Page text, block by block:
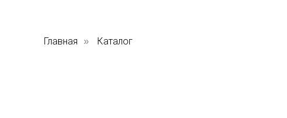
Главная » Каталог